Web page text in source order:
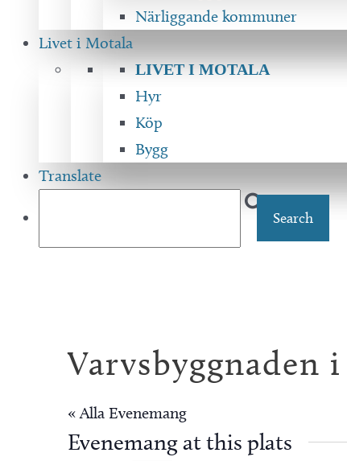
Närliggande kommuner
Livet i Motala
LIVET I MOTALA
Hyr
Köp
Bygg
Translate
Varvsbyggnaden
« Alla Evenemang
Evenemang at this plats